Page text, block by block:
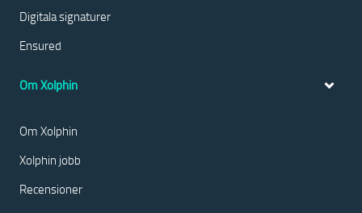
Digitala signaturer
Ensured
Om Xolphin
Om Xolphin
Xolphin jobb
Recensioner